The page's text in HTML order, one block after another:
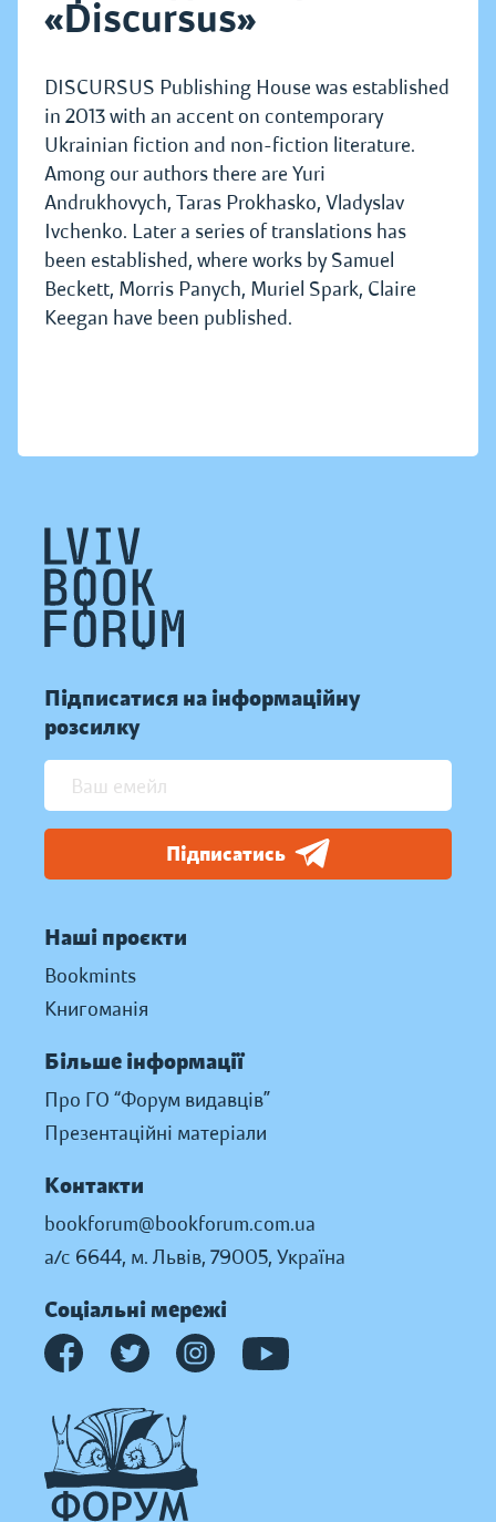
«Discursus»
DISCURSUS Publishing House was established
in 2013 with an accent on contemporary
Ukrainian fiction and non-fiction literature.
Among our authors there are Yuri
Andrukhovych, Taras Prokhasko, Vladyslav
Ivchenko. Later a series of translations has
been established, where works by Samuel
Beckett, Morris Panych, Muriel Spark, Claire
Keegan have been published.
Підписатися на інформаційну
розсилку
Підписатись
Наші проєкти
Bookmints
Книгоманія
Більше інформації
Про ГО “Форум видавців”
Презентаційні матеріали
Контакти
bookforum@bookforum.com.ua
а/с 6644, м. Львів, 79005, Україна
Соціальні мережі